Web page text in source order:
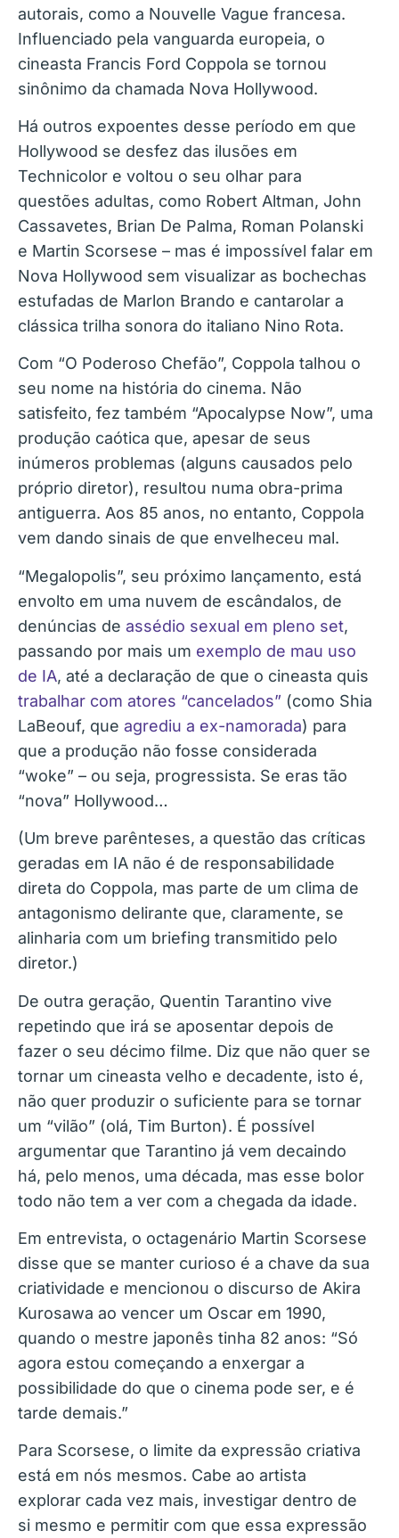
autorais, como a Nouvelle Vague francesa.
Influenciado pela vanguarda europeia, o
cineasta Francis Ford Coppola se tornou
sinônimo da chamada Nova Hollywood.
Há outros expoentes desse período em que
Hollywood se desfez das ilusões em
Technicolor e voltou o seu olhar para
questões adultas, como Robert Altman, John
Cassavetes, Brian De Palma, Roman Polanski
e Martin Scorsese – mas é impossível falar em
Nova Hollywood sem visualizar as bochechas
estufadas de Marlon Brando e cantarolar a
clássica trilha sonora do italiano Nino Rota.
Com “O Poderoso Chefão”, Coppola talhou o
seu nome na história do cinema. Não
satisfeito, fez também “Apocalypse Now”, uma
produção caótica que, apesar de seus
inúmeros problemas (alguns causados pelo
próprio diretor), resultou numa obra-prima
antiguerra. Aos 85 anos, no entanto, Coppola
vem dando sinais de que envelheceu mal.
“Megalopolis”, seu próximo lançamento, está
envolto em uma nuvem de escândalos, de
denúncias de assédio sexual em pleno set,
passando por mais um exemplo de mau uso
de IA, até a declaração de que o cineasta quis
trabalhar com atores “cancelados” (como Shia
LaBeouf, que agrediu a ex-namorada) para
que a produção não fosse considerada
“woke” – ou seja, progressista. Se eras tão
“nova” Hollywood…
(Um breve parênteses, a questão das críticas
geradas em IA não é de responsabilidade
direta do Coppola, mas parte de um clima de
antagonismo delirante que, claramente, se
alinharia com um briefing transmitido pelo
diretor.)
De outra geração, Quentin Tarantino vive
repetindo que irá se aposentar depois de
fazer o seu décimo filme. Diz que não quer se
tornar um cineasta velho e decadente, isto é,
não quer produzir o suficiente para se tornar
um “vilão” (olá, Tim Burton). É possível
argumentar que Tarantino já vem decaindo
há, pelo menos, uma década, mas esse bolor
todo não tem a ver com a chegada da idade.
Em entrevista, o octagenário Martin Scorsese
disse que se manter curioso é a chave da sua
criatividade e mencionou o discurso de Akira
Kurosawa ao vencer um Oscar em 1990,
quando o mestre japonês tinha 82 anos: “Só
agora estou começando a enxergar a
possibilidade do que o cinema pode ser, e é
tarde demais.”
Para Scorsese, o limite da expressão criativa
está em nós mesmos. Cabe ao artista
explorar cada vez mais, investigar dentro de
si mesmo e permitir com que essa expressão